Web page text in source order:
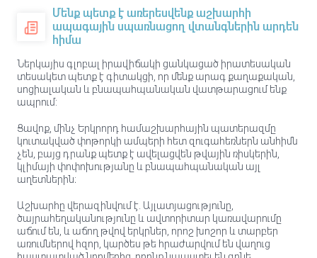
Մենք պետք է առերեսվենք աշխարհի
ապագային սպառնացող վտանգներին արդեն
հիմա
Ներկայիս գլոբալ իրավիճակի ցանկացած իրատեսական
տեսակետ պետք է գիտակցի, որ մենք արագ քաղաքական,
սոցիալական և բնապահպանական վատթարացում ենք
ապրում:
Ցավոք, մինչ Երկրորդ համաշխարհային պատերազմը
կուտակված փոթորկի ամպերի հետ զուգահեռներն անհիմն
չեն, բայց դրանք պետք է ավելացվեն թվային ռիսկերին,
կլիմայի փոփոխությանը և բնապահպանական այլ
աղետներին։
Աշխարհը վերազինվում է. Այլատյացությունը,
ծայրահեղականությունը և ավտորիտար կառավարումը
աճում են, և աճող թվով երկրներ, որոշ խոշոր և տարբեր
առումներով հզոր, կարծես թե հրաժարվում են վաղուց